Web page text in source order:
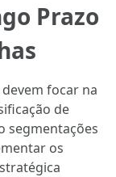
Prazo
focar na
de
segmentações
os